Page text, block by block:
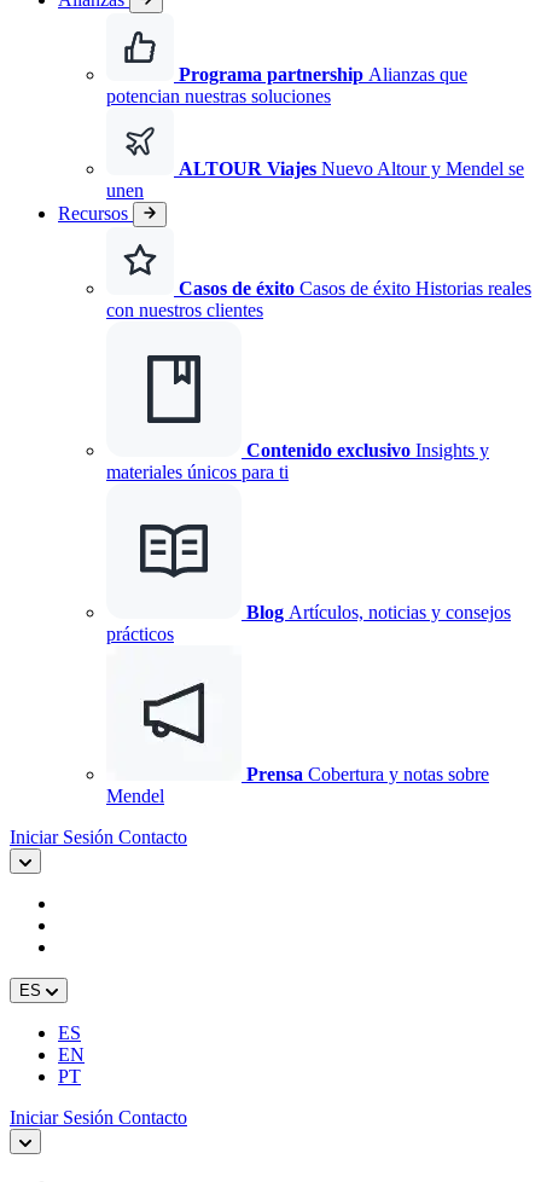
Programa partnership Alianzas que
potencian nuestras soluciones
ALTOUR Viajes Nuevo Altour y Mendel se
unen
Recursos
Casos de éxito Casos de éxito Historias reales
con nuestros clientes
Contenido exclusivo Insights y
materiales únicos para ti
Blog Artículos, noticias y consejos
prácticos
Prensa Cobertura y notas sobre
Mendel
Iniciar Sesión Contacto
ES
ES
EN
PT
Iniciar Sesión Contacto